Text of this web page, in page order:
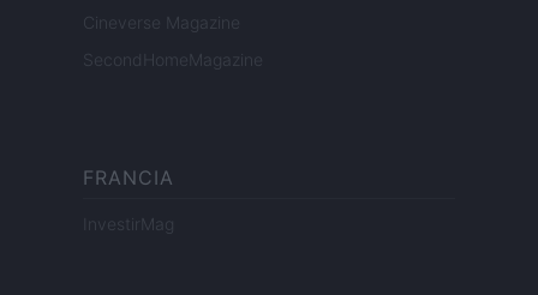
Cineverse Magazine
SecondHomeMagazine
FRANCIA
InvestirMag